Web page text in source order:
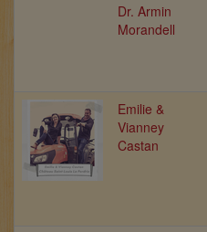
Dr. Armin
Morandell
Emilie &
Vianney
Castan